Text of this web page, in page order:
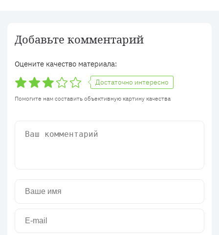
Добавьте комментарий
Оцените качество материала:
Достаточно интересно
Помогите нам составить объективную картину качества